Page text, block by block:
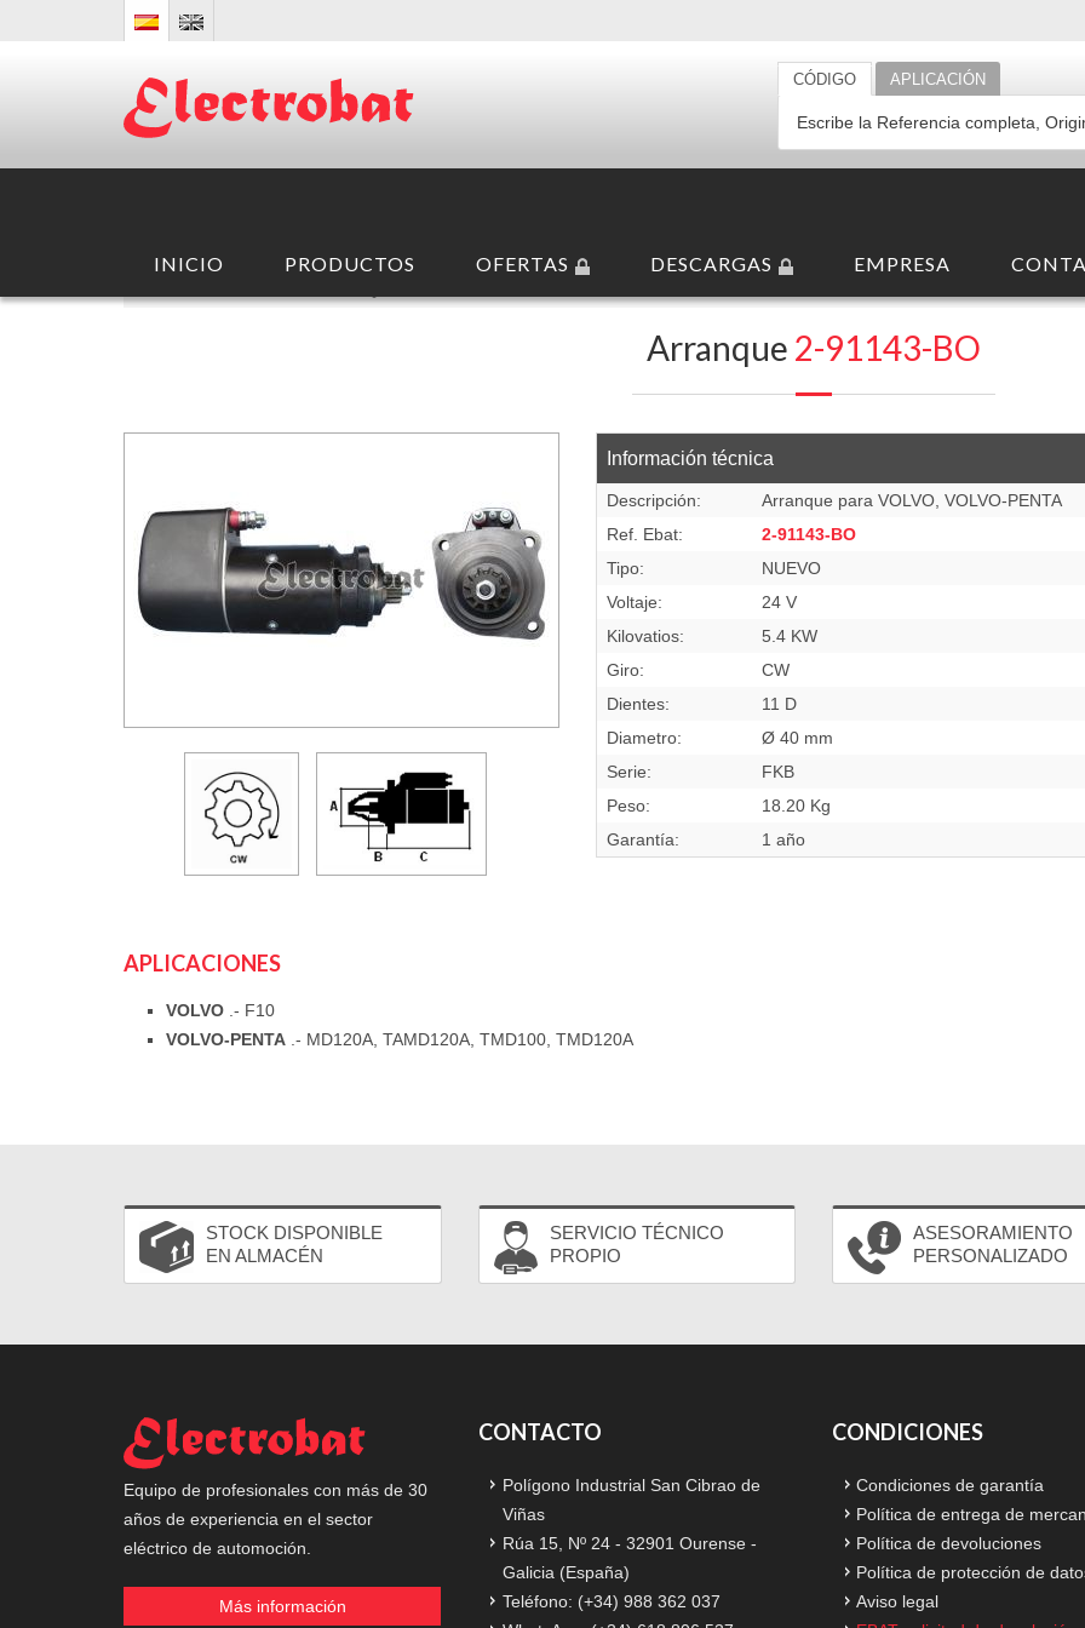
CÓDIGO APLICACIÓN
INICIO PRODUCTOS OFERTAS DESCARGAS EMPRESA
Arranque 2-91143-BO
Información técnica
Descripción:
Arranque para VOLVO, VOLVO-PENTA
Ref. Ebat:
2-91143-BO
Tipo:
NUEVO
Voltaje:
24 V
Kilovatios:
5.4 KW
Giro:
CW
Dientes:
11 D
Diametro:
Ø 40 mm
Serie:
FKB
Peso:
18.20 Kg
Garantía:
1 año
APLICACIONES
VOLVO .- F10
VOLVO-PENTA .- MD120A, TAMD120A, TMD100, TMD120A
STOCK DISPONIBLE
EN ALMACÉN
SERVICIO TÉCNICO
PROPIO
ASESORAMIENTO
PERSONALIZADO
Equipo de profesionales con más de 30
años de experiencia en el sector
eléctrico de automoción.
Más información
CONTACTO
Polígono Industrial San Cibrao de
Viñas
Rúa 15, Nº 24 - 32901 Ourense -
Galicia (España)
Teléfono: (+34) 988 362 037
CONDICIONES
Condiciones de garantía
Política de entrega de
Política de devoluciones
Política de protección de
Aviso legal